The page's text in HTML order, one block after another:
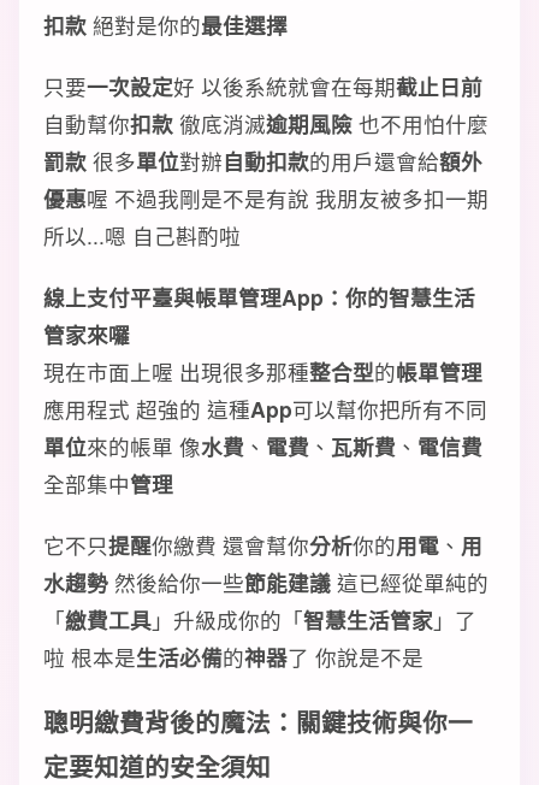
扣款 絕對是你的最佳選擇
只要一次設定好 以後系統就會在每期截止日前
自動幫你扣款 徹底消滅逾期風險 也不用怕什麼
罰款 很多單位對辦自動扣款的用戶還會給額外
優惠喔 不過我剛是不是有說 我朋友被多扣一期
所以...嗯 自己斟酌啦
線上支付平臺與帳單管理App：你的智慧生活
管家來囉
現在市面上喔 出現很多那種整合型的帳單管理
應用程式 超強的 這種App可以幫你把所有不同
單位來的帳單 像水費 、 電費 、 瓦斯費 、 電信費
全部集中管理
它不只提醒你繳費 還會幫你分析你的用電 、 用
水趨勢 然後給你一些節能建議 這已經從單純的
「繳費工具」升級成你的「智慧生活管家」了
啦 根本是生活必備的神器了 你說是不是
聰明繳費背後的魔法：關鍵技術與你一
定要知道的安全須知